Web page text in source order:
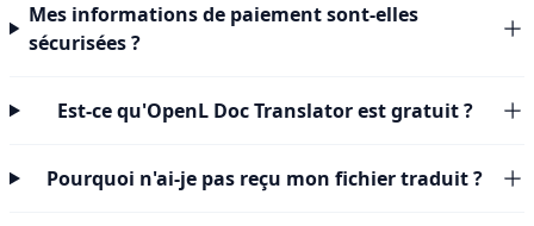
Mes informations de paiement sont-elles
sécurisées ?
Est-ce qu'OpenL Doc Translator est gratuit ?
Pourquoi n'ai-je pas reçu mon fichier traduit ?